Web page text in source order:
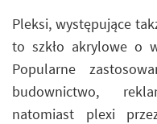
Pleksi, występujące
to szkło akrylowe o
Popularne
budownictwo,
natomiast plexi